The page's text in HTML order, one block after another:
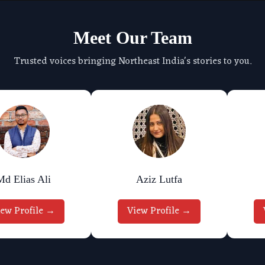
Meet Our Team
Trusted voices bringing Northeast India's stories to you.
Aziz Lutfa
Profile →
Jenifer
View Profile →